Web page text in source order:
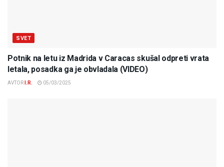
SVET
Potnik na letu iz Madrida v Caracas skušal odpreti vrata
letala, posadka ga je obvladala (VIDEO)
AVTOR I.R. 05/03/2025